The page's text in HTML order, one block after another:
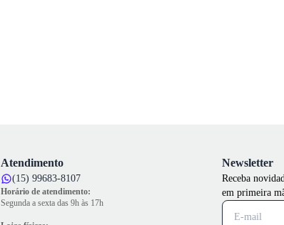
Atendimento
(15) 99683-8107
Horário de atendimento:
Segunda a sexta das 9h às 17h
Newsletter
Receba
em primeira